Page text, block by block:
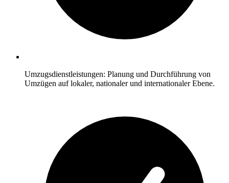
Umzugsdienstleistungen: Planung und Durchführung von
Umzügen auf lokaler, nationaler und internationaler Ebene.